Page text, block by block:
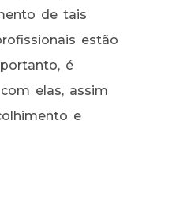
de tais
estão
é
elas, assim
e